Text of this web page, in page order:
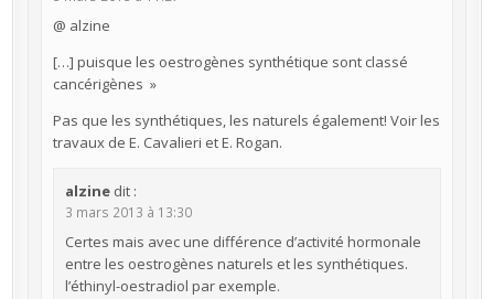
@ alzine
[…] puisque les oestrogènes synthétique sont classé
cancérigènes »
Pas que les synthétiques, les naturels également! Voir les
travaux de E. Cavalieri et E. Rogan.
alzine dit :
3 mars 2013 à 13:30
Certes mais avec une différence d’activité hormonale
entre les oestrogènes naturels et les synthétiques.
l’éthinyl-oestradiol par exemple.